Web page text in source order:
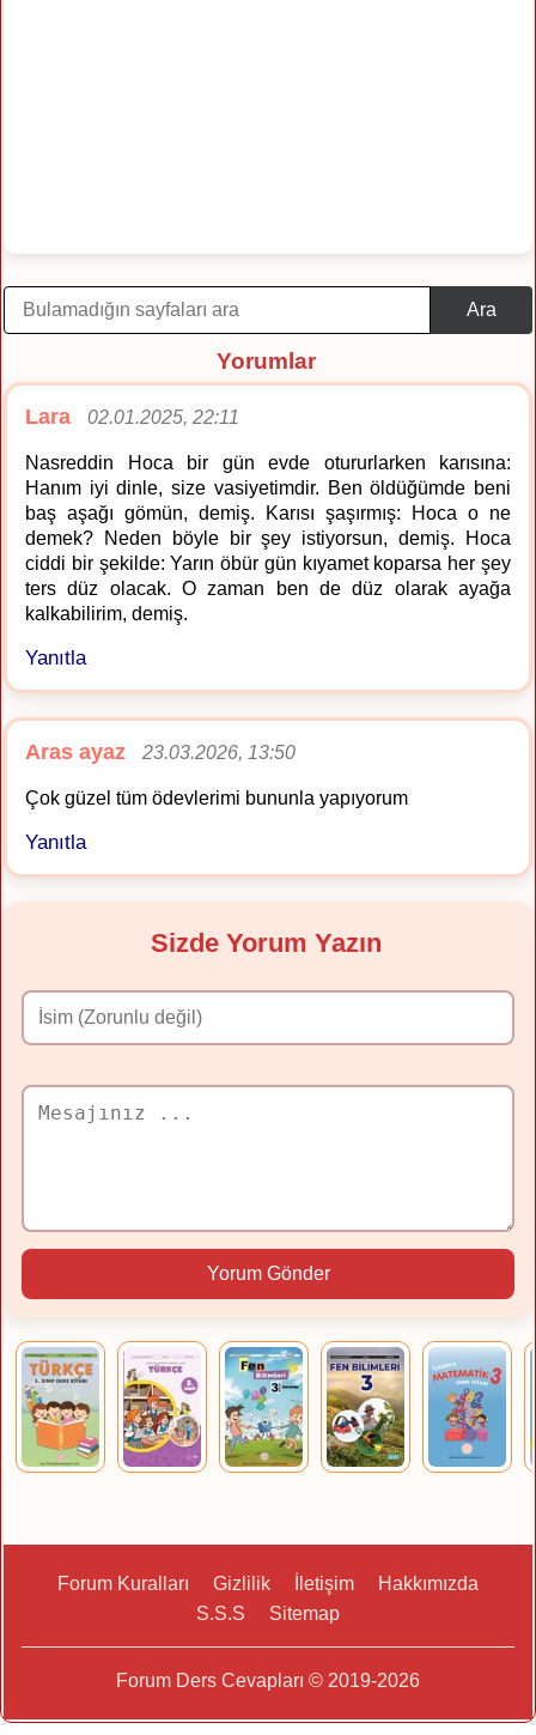
Ara
Yorumlar
Lara 02.01.2025, 22:11
Nasreddin Hoca bir gün evde otururlarken karısına:
Hanım iyi dinle, size vasiyetimdir. Ben öldüğümde beni
baş aşağı gömün, demiş. Karısı şaşırmış: Hoca o ne
demek? Neden böyle bir şey istiyorsun, demiş. Hoca
ciddi bir şekilde: Yarın öbür gün kıyamet koparsa her şey
ters düz olacak. O zaman ben de düz olarak ayağa
kalkabilirim, demiş.
Yanıtla
Aras ayaz 23.03.2026, 13:50
Çok güzel tüm ödevlerimi bununla yapıyorum
Yanıtla
Sizde Yorum Yazın
Yorum Gönder
Forum Kuralları Gizlilik İletişim
Hakkımızda
S.S.S
Sitemap
Forum Ders Cevapları © 2019-2026